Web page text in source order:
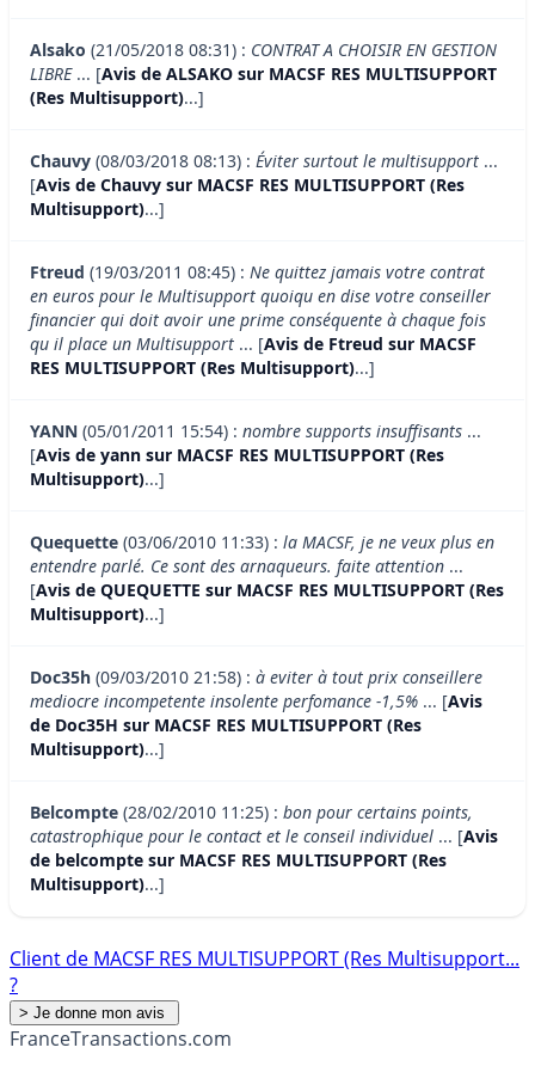
Alsako (21/05/2018 08:31) : CONTRAT A CHOISIR EN GESTION
LIBRE... [Avis de ALSAKO sur MACSF RES MULTISUPPORT
(Res Multisupport)...]
Chauvy (08/03/2018 08:13) : Éviter surtout le multisupport ...
[Avis de Chauvy sur MACSF RES MULTISUPPORT (Res
Multisupport)...]
Ftreud (19/03/2011 08:45) : Ne quittez jamais votre contrat
en euros pour le Multisupport quoiqu en dise votre conseiller
financier qui doit avoir une prime conséquente à chaque fois
qu il place un Multisupport ... [Avis de Ftreud sur MACSF
RES MULTISUPPORT (Res Multisupport)...]
YANN (05/01/2011 15:54) : nombre supports insuffisants ...
[Avis de yann sur MACSF RES MULTISUPPORT (Res
Multisupport)...]
Quequette (03/06/2010 11:33) : la MACSF, je ne veux plus en
entendre parlé. Ce sont des arnaqueurs. faite attention ...
[Avis de QUEQUETTE sur MACSF RES MULTISUPPORT (Res
Multisupport)...]
Doc35h (09/03/2010 21:58) : à eviter à tout prix conseillere
mediocre incompetente insolente perfomance -1,5% ... [Avis
de Doc35H sur MACSF RES MULTISUPPORT (Res
Multisupport)...]
Belcompte (28/02/2010 11:25) : bon pour certains points,
catastrophique pour le contact et le conseil individuel ... [Avis
de belcompte sur MACSF RES MULTISUPPORT (Res
Multisupport)...]
Client de MACSF RES MULTISUPPORT (Res Multisupport...
?
FranceTransactions.com